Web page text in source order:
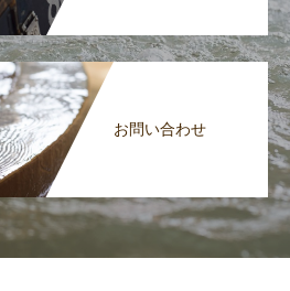
お問い合わせ